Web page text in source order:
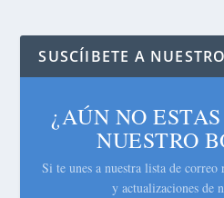
SUSCÍIBETE A
¿AÚN NO
NUESTRO
Si te unes a nuestra lista de
y actualizaciones de